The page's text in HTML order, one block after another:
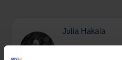
Julia Hakala